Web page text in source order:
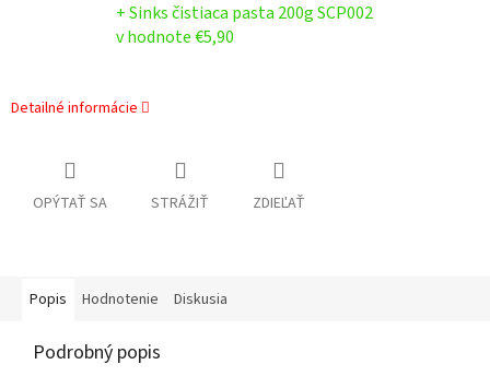
+ Sinks čistiaca pasta 200g SCP002
v hodnote €5,90
Detailné informácie
OPÝTAŤ SA STRÁŽIŤ ZDIEĽAŤ
Popis Hodnotenie Diskusia
Podrobný popis